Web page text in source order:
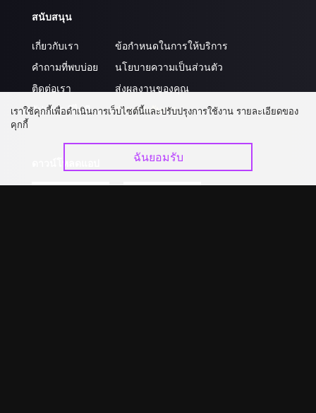
สนับสนุน
เกี่ยวกับเรา
คำถามที่พบบ่อย
ติดต่อเรา
อัปเกรด วีไอพี
ข้อกำหนดในการให้บริการ
นโยบายความเป็นส่วนตัว
ส่งผลงานของคุณ
ร่วมงานกับเรา
เราใช้คุกกี้เพื่อดำเนินการเว็บไซต์นี้และปรับปรุงการใช้งาน รายละเอียดของ
คุกกี้
ฉันยอมรับ